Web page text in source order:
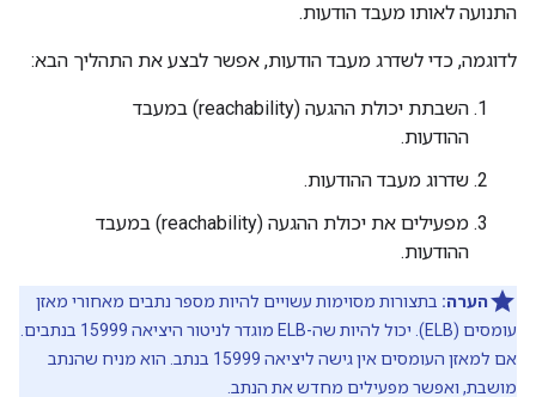
התנועה לאותו מעבד הודעות.
לדוגמה, כדי לשדרג מעבד הודעות, אפשר לבצע את התהליך הבא:
השבתת יכולת ההגעה (reachability) במעבד
ההודעות.
שדרוג מעבד ההודעות.
מפעילים את יכולת ההגעה (reachability) במעבד
ההודעות.
הערה: בתצורות מסוימות עשויים להיות מספר נתבים מאחורי מאזן
עומסים (ELB). יכול להיות שה-ELB מוגדר לניטור היציאה 15999 בנתבים.
אם למאזן העומסים אין גישה ליציאה 15999 בנתב. הוא מניח שהנתב
מושבת, ואפשר מפעילים מחדש את הנתב.